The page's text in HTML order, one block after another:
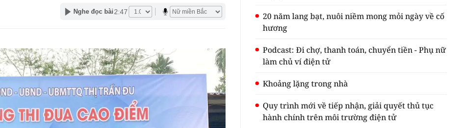
Nghe đọc bài 2:47
20 năm lang bạt, nuôi niềm mong mỏi ngày về cố
hương
Podcast: Đi chợ, thanh toán, chuyển tiền - Phụ nữ
làm chủ ví điện tử
Khoảng lặng trong nhà
Quy trình mới về tiếp nhận, giải quyết thủ tục
hành chính trên môi trường điện tử